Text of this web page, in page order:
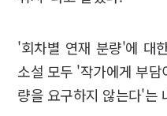
'회차별 연재 분량'에 대
소설 모두 '작가에게 부
량을 요구하지 않는다'는